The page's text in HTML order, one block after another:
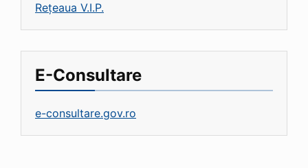
Rețeaua V.I.P.
E-Consultare
e-consultare.gov.ro